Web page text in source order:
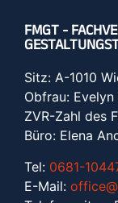
FMGT -
Sitz: A-1010
Obfrau:
ZVR-Zahl des
Büro: Elena
Tel: 0681-
E-Mail: